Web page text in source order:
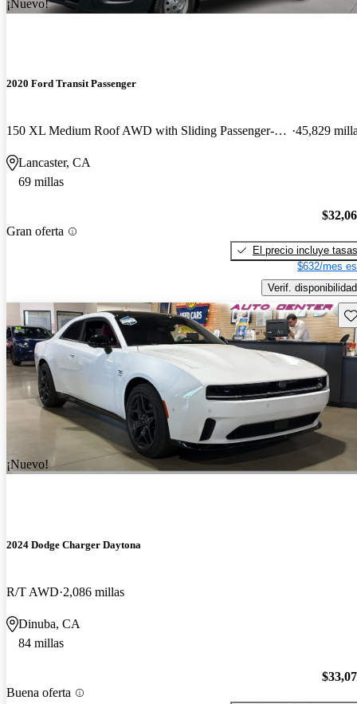
¡Nuevo!
2020 Ford Transit Passenger
150 XL Medium Roof AWD with Sliding Passenger-Side Door 45,829
Lancaster, CA
69 millas
Gran oferta
El precio incluye tasas
$632/mes
Verif. disponibilidad
¡Nuevo!
2024 Dodge Charger Daytona
R/T AWD 2,086 millas
Dinuba, CA
84 millas
Buena oferta